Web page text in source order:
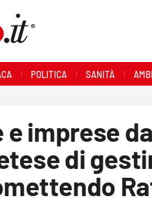
POLITICA SANITÀ
imprese
di